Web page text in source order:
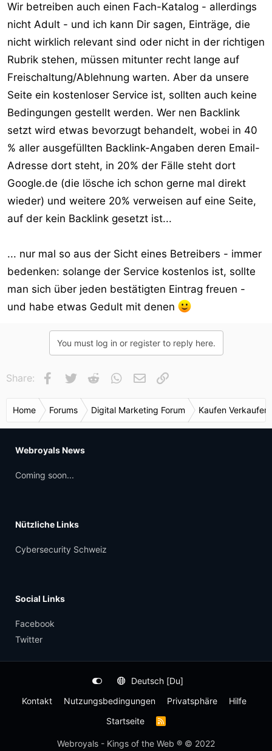
Wir betreiben auch einen Fach-Katalog - allerdings
nicht Adult - und ich kann Dir sagen, Einträge, die
nicht wirklich relevant sind oder nicht in der richtigen
Rubrik stehen, müssen mitunter recht lange auf
Freischaltung/Ablehnung warten. Aber da unsere
Seite ein kostenloser Service ist, sollten auch keine
Bedingungen gestellt werden. Wer nen Backlink
setzt wird etwas bevorzugt behandelt, wobei in 40
% aller ausgefüllten Backlink-Angaben deren Email-
Adresse dort steht, in 20% der Fälle steht dort
Google.de (die lösche ich schon gerne mal direkt
wieder) und weitere 20% verweisen auf eine Seite,
auf der kein Backlink gesetzt ist...
... nur mal so aus der Sicht eines Betreibers - immer
bedenken: solange der Service kostenlos ist, sollte
man sich über jeden bestätigten Eintrag freuen -
und habe etwas Gedult mit denen
You must log in or register to reply here.
Share: Facebook
Twitter Reddit WhatsApp
E-Mail
Home Forums Digital Marketing Forum Kaufen Verkaufen
Webroyals News
Coming soon...
Nützliche Links
Cybersecurity Schweiz
Social Links
Facebook
Twitter
Deutsch [Du]
Kontakt
Nutzungsbedingungen Privatsphäre
Hilfe
Startseite
R
S
Webroyals - Kings of the Web ® © 2022